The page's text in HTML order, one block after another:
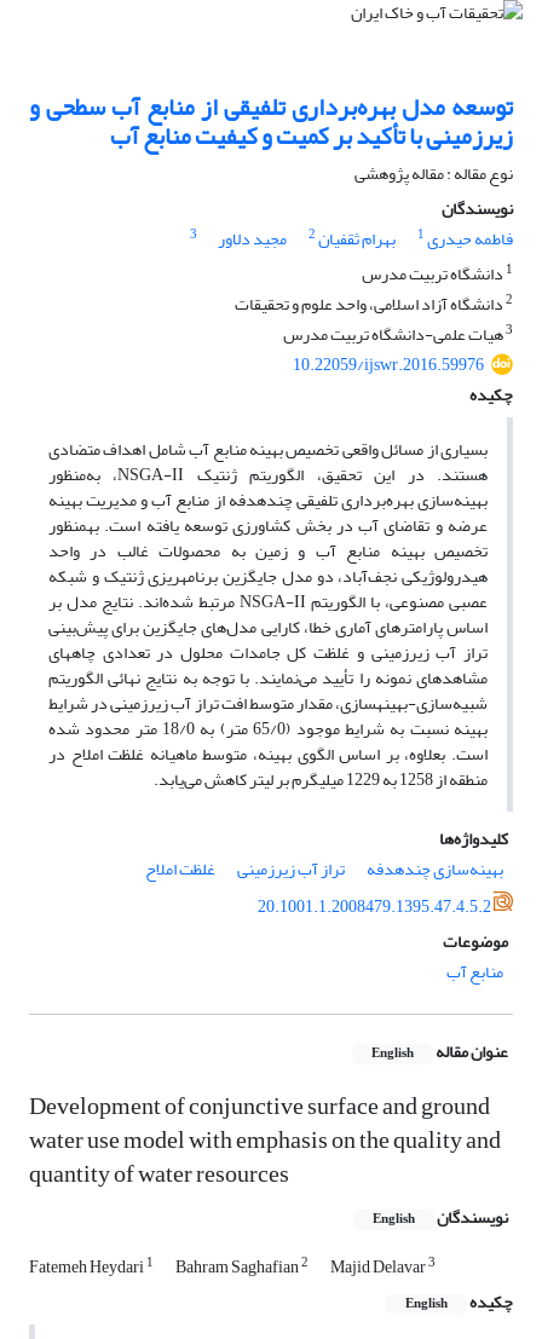
توسعه مدل بهره‌برداری تلفیقی از منابع آب سطحی و
زیرزمینی با تأکید بر کمیت و کیفیت منابع آب
نوع مقاله : مقاله پژوهشی
نویسندگان
فاطمه حیدری1 بهرام ثقفیان2 مجید دلاور
3
1 دانشگاه تربیت مدرس
2دانشگاه آزاد اسلامی، واحد علوم و تحقیقات
3هیات علمی-دانشگاه تربیت مدرس
10.22059/ijswr.2016.59976
چکیده
بسیاری از مسائل واقعی تخصیص بهینه منابع آب شامل اهداف متضادی
هستند. در این تحقیق، الگوریتم ژنتیک NSGA-II، به‌منظور
بهینه‌سازی بهره‌برداری تلفیقی چند‌هدفه از منابع آب و مدیریت بهینه
عرضه و تقاضای آب در بخش کشاورزی توسعه یافته است. به­منظور
تخصیص بهینه منابع آب و زمین به محصولات غالب در واحد
هیدرولوژیکی نجف‌آباد، دو مدل جایگزین برنامه­ریزی ژنتیک و شبکه
عصبی مصنوعی، با الگوریتم NSGA-II مرتبط شده‌اند. نتایج مدل بر
اساس پارامتر‌های آماری خطا، کارایی مدل‌های جایگزین برای پیش‌بینی
تراز آب زیرزمینی و غلظت کل جامدات محلول در تعدادی چاه­های
مشاهده­ای نمونه را تأیید می‌نمایند. با توجه به نتایج نهائی الگوریتم
شبیه‌سازی-بهینه­سازی، مقدار متوسط افت تراز آب زیرزمینی در شرایط
بهینه نسبت به شرایط موجود (65/0 متر) به 18/0 متر محدود شده
است. بعلاوه، بر اساس الگوی بهینه، متوسط ماهیانه غلظت املاح در
منطقه از 1258 به 1229 میلی­گرم بر لیتر کاهش می‌یابد.
کلیدواژه‌ها
بهینه‌سازی چند‌هدفه
تراز آب زیرزمینی
غلظت املاح
20.1001.1.2008479.1395.47.4.5.2
موضوعات
منابع آب
عنوان مقاله English
Development of conjunctive surface and ground
water use model with emphasis on the quality and
quantity of water resources
نویسندگان English
Fatemeh Heydari1 Bahram Saghafian2 Majid Delavar3
چکیده English